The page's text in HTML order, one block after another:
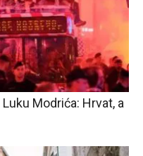
Modrića: Hrvat, a